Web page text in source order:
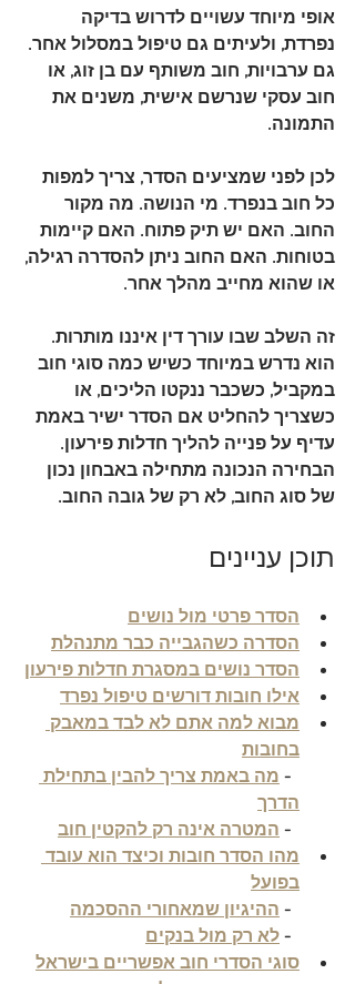
אופי מיוחד עשויים לדרוש בדיקה
נפרדת, ולעיתים גם טיפול במסלול אחר.
גם ערבויות, חוב משותף עם בן זוג, או
חוב עסקי שנרשם אישית, משנים את
התמונה.
לכן לפני שמציעים הסדר, צריך למפות
כל חוב בנפרד. מי הנושה. מה מקור
החוב. האם יש תיק פתוח. האם קיימות
בטוחות. האם החוב ניתן להסדרה רגילה,
או שהוא מחייב מהלך אחר.
זה השלב שבו עורך דין איננו מותרות.
הוא נדרש במיוחד כשיש כמה סוגי חוב
במקביל, כשכבר ננקטו הליכים, או
כשצריך להחליט אם הסדר ישיר באמת
עדיף על פנייה להליך חדלות פירעון.
הבחירה הנכונה מתחילה באבחון נכון
של סוג החוב, לא רק של גובה החוב.
תוכן עניינים
הסדר פרטי מול נושים
הסדרה כשהגבייה כבר מתנהלת
הסדר נושים במסגרת חדלות פירעון
אילו חובות דורשים טיפול נפרד
מבוא למה אתם לא לבד במאבק
בחובות
מה באמת צריך להבין בתחילת
הדרך
המטרה אינה רק להקטין חוב
מהו הסדר חובות וכיצד הוא עובד
בפועל
ההיגיון שמאחורי ההסכמה
לא רק מול בנקים
סוגי הסדרי חוב אפשריים בישראל